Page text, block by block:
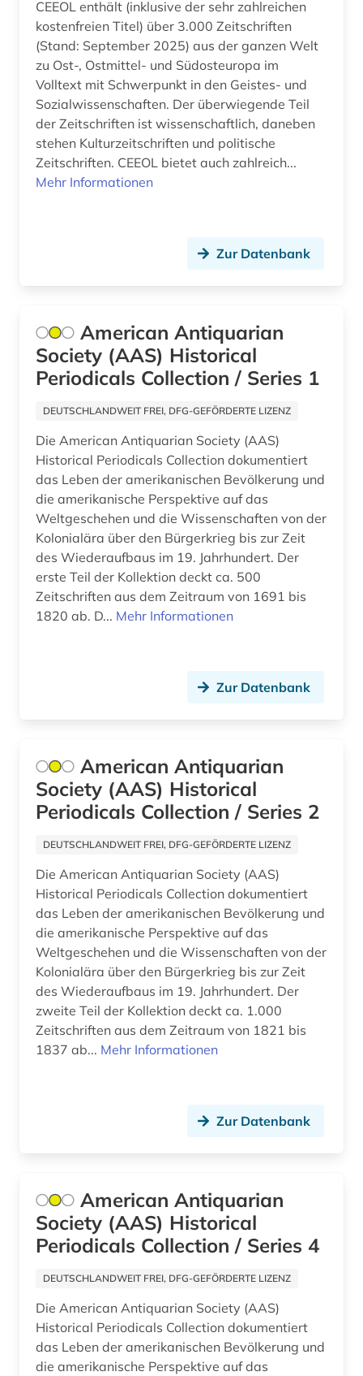
baurecht (3)
bauschaden (1)
baustoff (2)
bautechnik (3)
bauteil (1)
belgien (1)
benelux (1)
bergbau (3)
bergbaunachfolgelandschaft (1)
bergwerk (1)
berichterstattung (1)
berufsbildung (1)
berufsrecht (1)
betriebswirtschaftliche steuerlehre (1)
betriebswirtschaftslehre (6)
bevölkerung (1)
bhutan (1)
bibelwissenschaft (1)
bibliografie (95)
bibliografie 1896-1944 (1)
bibliografin (1)
bibliographie (51)
bibliometrie (3)
bibliothekswissenschaft (1)
bilanzrecht (2)
bildgebendes verfahren (1)
bildungspolitik (1)
bildungswesen (1)
Hessen (1)
Irland (1)
Italien (6)
Japan (2)
Lettland (4)
Litauen (4)
Mittelamerika (5)
Moldawien (4)
Niederlande (2)
Niedersachsen (1)
Ostasien (1)
Osteuropa (10)
Polen (8)
Portugal (2)
Rheinland-Pfalz (1)
Roemisches Reich (1)
Rumänien (3)
Schweiz (4)
Serbien (6)
Slowenien (4)
Spanien (7)
CEEOL enthält (inklusive der sehr zahlreichen
kostenfreien Titel) über 3.000 Zeitschriften
(Stand: September 2025) aus der ganzen Welt
zu Ost-, Ostmittel- und Südosteuropa im
Volltext mit Schwerpunkt in den Geistes- und
Sozialwissenschaften. Der überwiegende Teil
der Zeitschriften ist wissenschaftlich, daneben
stehen Kulturzeitschriften und politische
Zeitschriften. CEEOL bietet auch zahlreich...
Mehr Informationen
Zur Datenbank
American Antiquarian
Society (AAS) Historical
Periodicals Collection / Series 1
DEUTSCHLANDWEIT FREI, DFG-GEFÖRDERTE LIZENZ
Die American Antiquarian Society (AAS)
Historical Periodicals Collection dokumentiert
das Leben der amerikanischen Bevölkerung und
die amerikanische Perspektive auf das
Weltgeschehen und die Wissenschaften von der
Kolonialära über den Bürgerkrieg bis zur Zeit
des Wiederaufbaus im 19. Jahrhundert. Der
erste Teil der Kollektion deckt ca. 500
Zeitschriften aus dem Zeitraum von 1691 bis
1820 ab. D... Mehr Informationen
Zur Datenbank
American Antiquarian
Society (AAS) Historical
Periodicals Collection / Series 2
DEUTSCHLANDWEIT FREI, DFG-GEFÖRDERTE LIZENZ
Die American Antiquarian Society (AAS)
Historical Periodicals Collection dokumentiert
das Leben der amerikanischen Bevölkerung und
die amerikanische Perspektive auf das
Weltgeschehen und die Wissenschaften von der
Kolonialära über den Bürgerkrieg bis zur Zeit
des Wiederaufbaus im 19. Jahrhundert. Der
zweite Teil der Kollektion deckt ca. 1.000
Zeitschriften aus dem Zeitraum von 1821 bis
1837 ab... Mehr Informationen
Zur Datenbank
American Antiquarian
Society (AAS) Historical
Periodicals Collection / Series 4
DEUTSCHLANDWEIT FREI, DFG-GEFÖRDERTE LIZENZ
Die American Antiquarian Society (AAS)
Historical Periodicals Collection dokumentiert
das Leben der amerikanischen Bevölkerung und
die amerikanische Perspektive auf das